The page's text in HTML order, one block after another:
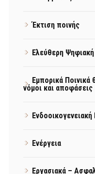
Έκτιση ποινής
Ελεύθερη
Εμπορικά Ποινικά
νόμοι και αποφάσεις
Ενδοοικογενειακή
Ενέργεια
Εργασιακά –